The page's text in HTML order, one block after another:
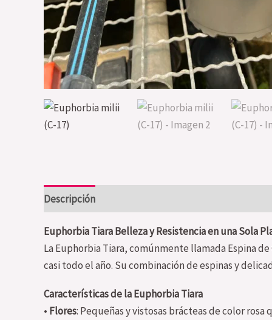
Descripción
Euphorbia Tiara Belleza y Resistencia en una Sola
La Euphorbia Tiara, comúnmente llamada Espina
casi todo el año. Su combinación de espinas y
Características de la Euphorbia Tiara
• Flores: Pequeñas y vistosas brácteas de color